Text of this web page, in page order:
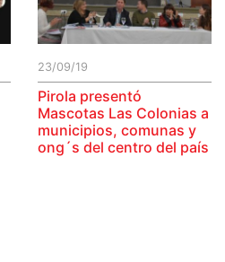
23/09/19
Pirola presentó
Mascotas Las Colonias a
municipios, comunas y
ong´s del centro del país